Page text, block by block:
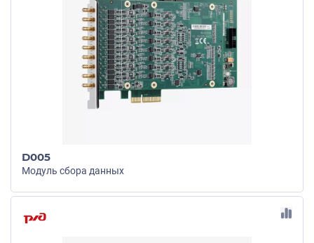
D005
Модуль сбора данных